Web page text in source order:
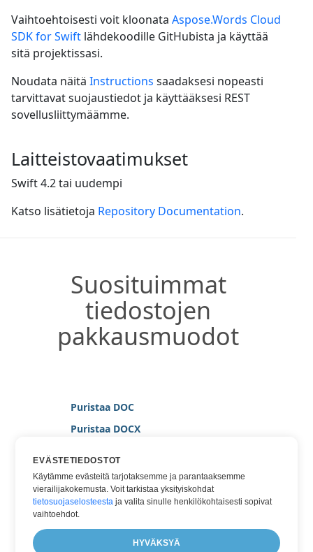
Vaihtoehtoisesti voit kloonata Aspose.Words Cloud
SDK for Swift lähdekoodille GitHubista ja käyttää
sitä projektissasi.
Noudata näitä Instructions saadaksesi nopeasti
tarvittavat suojaustiedot ja käyttääksesi REST
sovellusliittymäämme.
Laitteistovaatimukset
Swift 4.2 tai uudempi
Katso lisätietoja Repository Documentation.
Suosituimmat
tiedostojen
pakkausmuodot
Puristaa DOC
Puristaa DOCX
Puristaa JPG
Puristaa PDF
Puristaa TIFF
Puristaa WORD
EVÄSTETIEDOSTOT
Käytämme evästeitä tarjotaksemme ja parantaaksemme
vierailijakokemusta. Voit tarkistaa yksityiskohdat
tietosuojaselosteesta ja valita sinulle henkilökohtaisesti sopivat
vaihtoehdot.
HYVÄKSYÄ